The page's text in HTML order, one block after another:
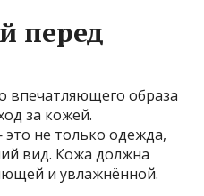
перед
впечатляющего образа
за кожей.
это не только одежда,
вид. Кожа должна
и увлажнённой.